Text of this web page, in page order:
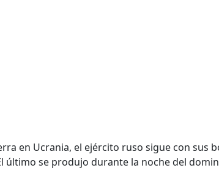
en Ucrania, el ejército ruso sigue con sus
último se produjo durante la noche del